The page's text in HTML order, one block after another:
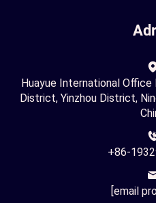
Huayue International Office
District, Yinzhou District,
+86-
[email